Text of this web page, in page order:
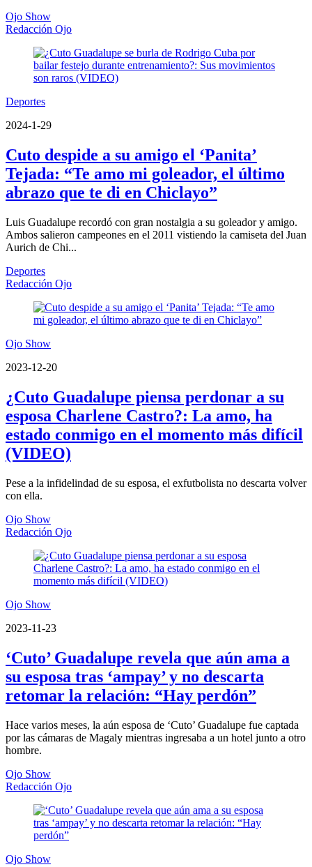
Ojo Show
Redacción Ojo
Deportes
2024-1-29
Cuto despide a su amigo el ‘Panita’
Tejada: “Te amo mi goleador, el último
abrazo que te di en Chiclayo”
Luis Guadalupe recordó con gran nostalgia a su goleador y amigo.
Ambos salieron campeones en el 2011 vistiendo la camiseta del Juan
Aurich de Chi...
Deportes
Redacción Ojo
Ojo Show
2023-12-20
¿Cuto Guadalupe piensa perdonar a su
esposa Charlene Castro?: La amo, ha
estado conmigo en el momento más difícil
(VIDEO)
Pese a la infidelindad de su esposa, el exfutbolista no descarta volver
con ella.
Ojo Show
Redacción Ojo
Ojo Show
2023-11-23
‘Cuto’ Guadalupe revela que aún ama a
su esposa tras ‘ampay’ y no descarta
retomar la relación: “Hay perdón”
Hace varios meses, la aún esposa de ‘Cuto’ Guadalupe fue captada
por las cámaras de Magaly mientras ingresaba a un hotel junto a otro
hombre.
Ojo Show
Redacción Ojo
Ojo Show